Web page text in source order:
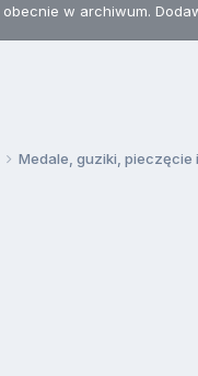
w archiwum.
Medale, guziki, pieczęcie